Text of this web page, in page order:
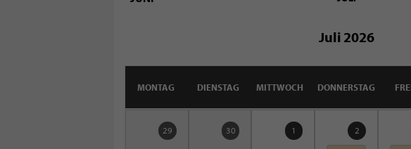
Juli 2026
MONTAG DIENSTAG MITTWOCH DONNERSTAG
29 30 1 2